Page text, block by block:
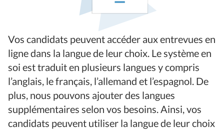
Vos candidats peuvent accéder aux entrevues en
ligne dans la langue de leur choix. Le système en
soi est traduit en plusieurs langues y compris
l’anglais, le français, l’allemand et l’espagnol. De
plus, nous pouvons ajouter des langues
supplémentaires selon vos besoins. Ainsi, vos
candidats peuvent utiliser la langue de leur choix